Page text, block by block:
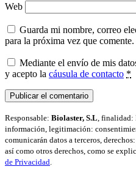
Web
Guarda mi nombre, correo
para la próxima vez que comente.
Mediante el envío de mis
y acepto la cáusula de contacto *
Responsable: Biolaster, S.L , finalidad:
información, legitimación:
comunicarán datos a terceros,
así como otros derechos, como se
de Privacidad